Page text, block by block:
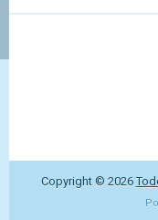
Copyright © 2026